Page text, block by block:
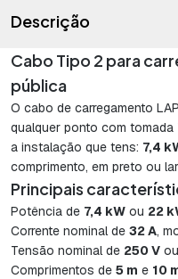
Descrição
Cabo Tipo 2 para
pública
O cabo de carregamento
qualquer ponto com
a instalação que tens: 7,4
comprimento, em preto ou
Principais
Potência de 7,4 kW ou 22
Corrente nominal de 32 A,
Tensão nominal de 250 V ou
Comprimentos de 5 m e 10